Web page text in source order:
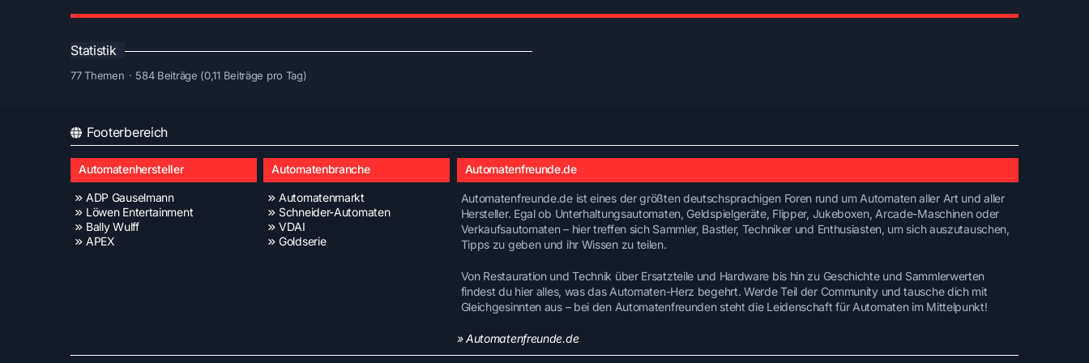
Statistik
77 Themen 584 Beiträge (0,11 Beiträge pro Tag)
Footerbereich
Automatenhersteller
ADP Gauselmann
Löwen Entertainment
Bally Wulff
APEX
Automatenbranche
Automatenmarkt
Schneider-Automaten
VDAI
Goldserie
Automatenfreunde.de
Automatenfreunde.de ist eines der größten deutschsprachigen Foren rund um Automaten aller Art und aller
Hersteller. Egal ob Unterhaltungsautomaten, Geldspielgeräte, Flipper, Jukeboxen, Arcade-Maschinen oder
Verkaufsautomaten – hier treffen sich Sammler, Bastler, Techniker und Enthusiasten, um sich auszutauschen,
Tipps zu geben und ihr Wissen zu teilen.
Von Restauration und Technik über Ersatzteile und Hardware bis hin zu Geschichte und Sammlerwerten
findest du hier alles, was das Automaten-Herz begehrt. Werde Teil der Community und tausche dich mit
Gleichgesinnten aus – bei den Automatenfreunden steht die Leidenschaft für Automaten im Mittelpunkt!
» Automatenfreunde.de